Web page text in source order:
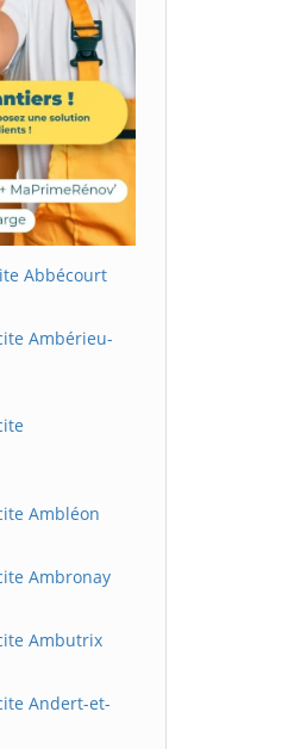
Abbécourt
Ambérieu-
Ambléon
Ambronay
Ambutrix
Andert-et-